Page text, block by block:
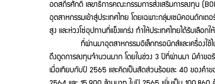
อดสถีรศักดิ์ เลขาธิการคณะกรรมการส่งเสริมการลงทุน
อุตสาหกรรมเข้าสู่ประเทศไทย โดยเฉพาะกลุ่มเซมิคอนดักเ
สูง และห่วงโซ่อุปทานที่แข็งแกร่ง ทำให้ประเทศไทยได้รับเลือก
ที่ผ่านมาอุตสาหกรรมอิเล็กทรอนิกส์และเครื่องใช้ไฟฟ้
ดึงดูดการลงทุนจำนวนมาก โดยในช่วง 3 ปีที่ผ่านมา มีคำข
เมื่อเทียบกับปี 2565 และคิดเป็นสัดส่วนร้อยละ 40 ของคำข